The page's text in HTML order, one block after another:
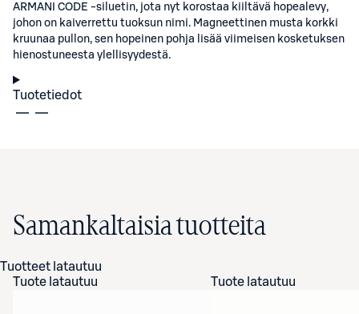
ARMANI CODE -siluetin, jota nyt korostaa kiiltävä hopealevy,
johon on kaiverrettu tuoksun nimi. Magneettinen musta korkki
kruunaa pullon, sen hopeinen pohja lisää viimeisen kosketuksen
hienostuneesta ylellisyydestä.
Tuotetiedot
Samankaltaisia tuotteita
Tuotteet latautuu
Tuote latautuu
Tuote latautuu